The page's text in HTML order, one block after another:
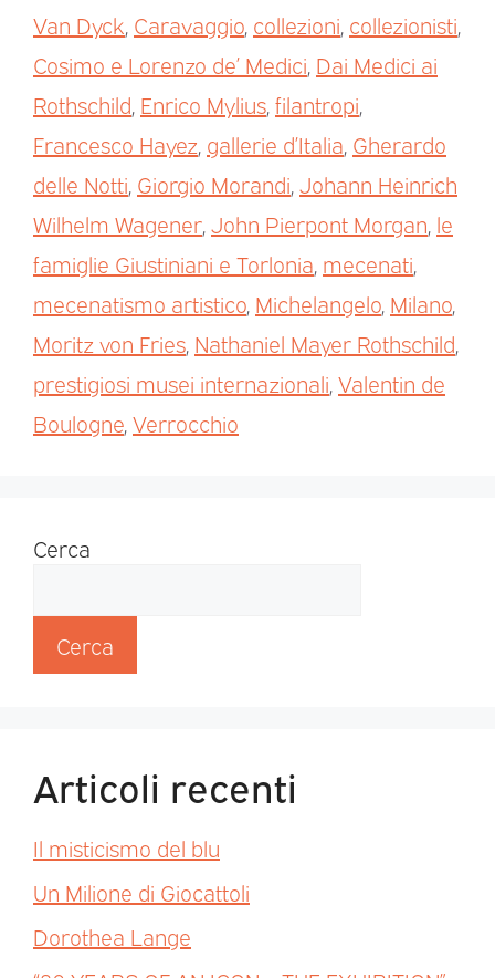
Van Dyck Caravaggio collezioni collezionisti
Cosimo e Lorenzo de’ Medici Dai Medici ai
Rothschild Enrico Mylius filantropi
Francesco Hayez gallerie d’Italia Gherardo
delle Notti Giorgio Morandi Johann Heinrich
Wilhelm Wagener John Pierpont Morgan le
famiglie Giustiniani e Torlonia mecenati
mecenatismo artistico Michelangelo Milano
Moritz von Fries Nathaniel Mayer Rothschild
prestigiosi musei internazionali Valentin de
Boulogne Verrocchio
Cerca
Cerca
Articoli recenti
Il misticismo del blu
Un Milione di Giocattoli
Dorothea Lange